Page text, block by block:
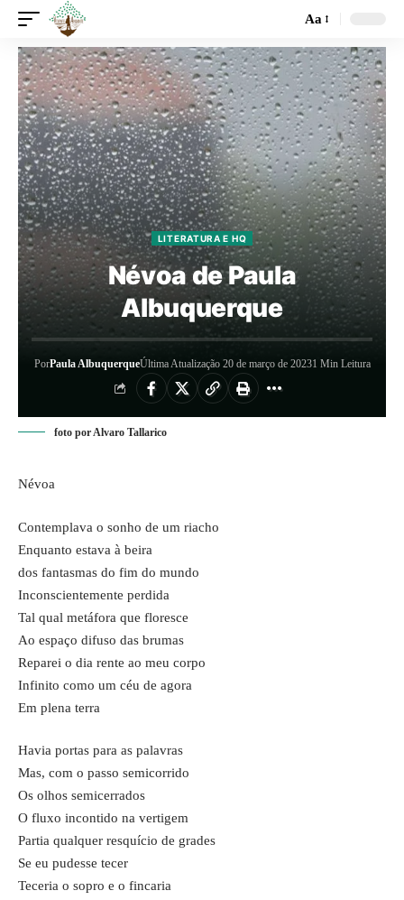
Aa
LITERATURA E HQ
Névoa de Paula
Albuquerque
PorPaula AlbuquerqueÚltima Atualização 20 de março de 20231 Min Leitura
foto por Alvaro Tallarico
Névoa
Contemplava o sonho de um riacho
Enquanto estava à beira
dos fantasmas do fim do mundo
Inconscientemente perdida
Tal qual metáfora que floresce
Ao espaço difuso das brumas
Reparei o dia rente ao meu corpo
Infinito como um céu de agora
Em plena terra
Havia portas para as palavras
Mas, com o passo semicorrido
Os olhos semicerrados
O fluxo incontido na vertigem
Partia qualquer resquício de grades
Se eu pudesse tecer
Teceria o sopro e o fincaria